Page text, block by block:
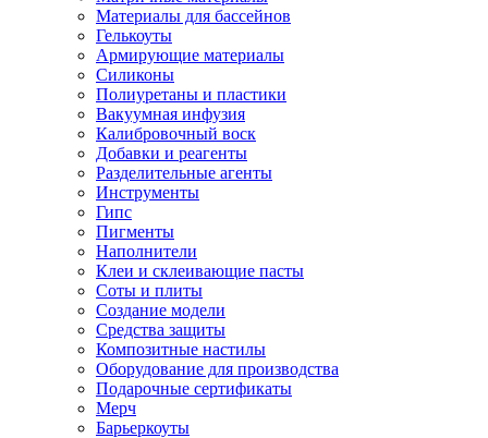
Материалы для бассейнов
Гелькоуты
Армирующие материалы
Силиконы
Полиуретаны и пластики
Вакуумная инфузия
Калибровочный воск
Добавки и реагенты
Разделительные агенты
Инструменты
Гипс
Пигменты
Наполнители
Клеи и склеивающие пасты
Соты и плиты
Создание модели
Средства защиты
Композитные настилы
Оборудование для производства
Подарочные сертификаты
Мерч
Барьеркоуты